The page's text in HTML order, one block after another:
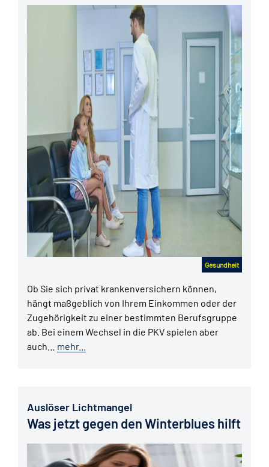
Gesundheit
Ob Sie sich privat krankenversichern können,
hängt maßgeblich von Ihrem Einkommen oder der
Zugehörigkeit zu einer bestimmten Berufsgruppe
ab. Bei einem Wechsel in die PKV spielen aber
auch… mehr...
Auslöser Lichtmangel
Was jetzt gegen den Winterblues hilft